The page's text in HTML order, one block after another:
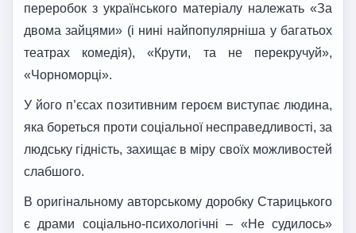
переробок з українського матеріалу належать «За
двома зайцями» (і нині найпопулярніша у багатьох
театрах комедія), «Крути, та не перекручуй»,
«Чорноморці».
У його п’єсах позитивним героєм виступає людина,
яка бореться проти соціальної несправедливості, за
людську гідність, захищає в міру своїх можливостей
слабшого.
В оригінальному авторському доробку Старицького
є драми соціально-психологічні – «Не судилось»